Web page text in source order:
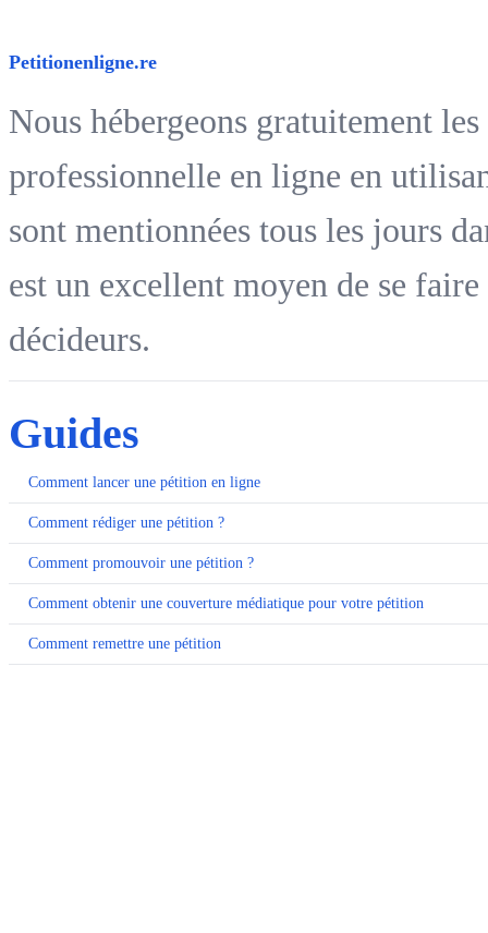
Petitionenligne.re
Nous hébergeons gratuitement
professionnelle en ligne en
sont mentionnées tous les jours
est un excellent moyen de se
décideurs.
Guides
Comment lancer une pétition en ligne
Comment rédiger une pétition ?
Comment promouvoir une pétition ?
Comment obtenir une couverture médiatique pour votre pétition
Comment remettre une pétition